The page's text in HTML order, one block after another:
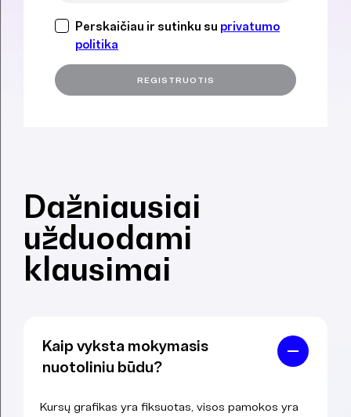
Perskaičiau ir sutinku su privatumo
politika
Dažniausiai
užduodami
klausimai
Kaip vyksta mokymasis
nuotoliniu būdu?
Kursų grafikas yra fiksuotas, visos pamokos yra